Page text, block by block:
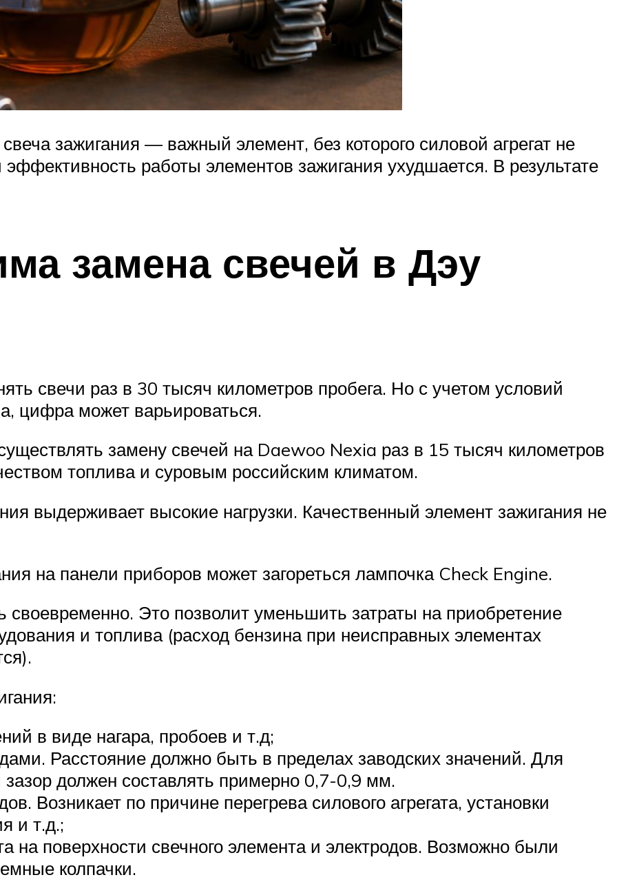
зажигания — важный элемент, без которого силовой агрегат не
работы элементов зажигания ухудшается. В результате
замена свечей в Дэу
свечи раз в 30 тысяч километров пробега. Но с учетом условий
цифра может варьироваться.
замену свечей на Daewoo Nexia раз в 15 тысяч километров
топлива и суровым российским климатом.
выдерживает высокие нагрузки. Качественный элемент зажигания не
на панели приборов может загореться лампочка Check Engine.
своевременно. Это позволит уменьшить затраты на приобретение
и топлива (расход бензина при неисправных элементах
в виде нагара, пробоев и т.д;
Расстояние должно быть в пределах заводских значений. Для
должен составлять примерно 0,7-0,9 мм.
Возникает по причине перегрева силового агрегата, установки
и т.д.;
на поверхности свечного элемента и электродов. Возможно были
колпачки.